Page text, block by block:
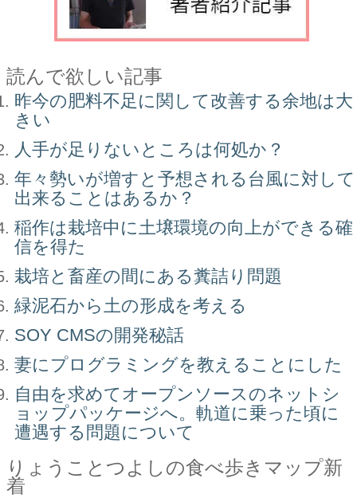
読んで欲しい記事
昨今の肥料不足に関して改善する余地は大
きい
人手が足りないところは何処か？
年々勢いが増すと予想される台風に対して
出来ることはあるか？
稲作は栽培中に土壌環境の向上ができる確
信を得た
栽培と畜産の間にある糞詰り問題
緑泥石から土の形成を考える
SOY CMSの開発秘話
妻にプログラミングを教えることにした
自由を求めてオープンソースのネットシ
ョップパッケージへ。軌道に乗った頃に
遭遇する問題について
りょうことつよしの食べ歩きマップ新
着